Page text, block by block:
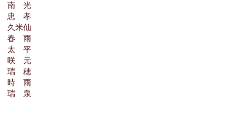
南 光
忠 孝
久米仙
春 雨
太 平
咲 元
瑞 穂
時 雨
瑞 泉